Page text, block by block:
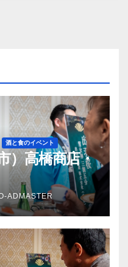
酒と食のイベント
）高橋商店・
ADMASTER